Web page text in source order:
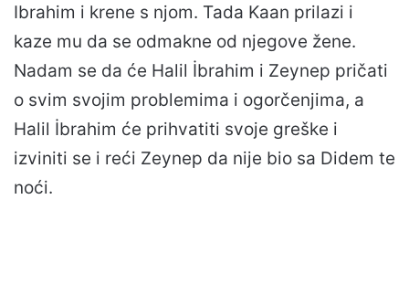
Ibrahim i krene s njom. Tada Kaan prilazi i
kaze mu da se odmakne od njegove žene.
Nadam se da će Halil İbrahim i Zeynep pričati
o svim svojim problemima i ogorčenjima, a
Halil İbrahim će prihvatiti svoje greške i
izviniti se i reći Zeynep da nije bio sa Didem te
noći.